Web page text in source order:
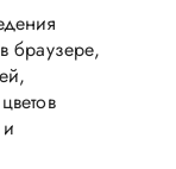
браузере,